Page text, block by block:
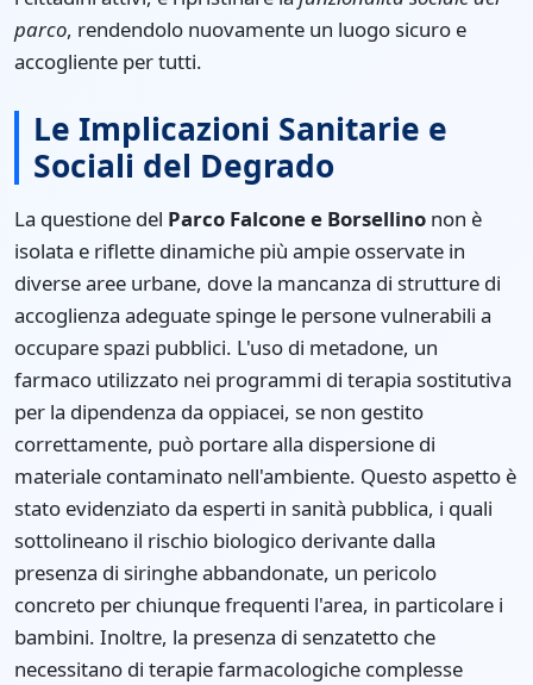
parco, rendendolo nuovamente un luogo sicuro e
accogliente per tutti.
Le Implicazioni Sanitarie e
Sociali del Degrado
La questione del Parco Falcone e Borsellino non è
isolata e riflette dinamiche più ampie osservate in
diverse aree urbane, dove la mancanza di strutture di
accoglienza adeguate spinge le persone vulnerabili a
occupare spazi pubblici. L'uso di metadone, un
farmaco utilizzato nei programmi di terapia sostitutiva
per la dipendenza da oppiacei, se non gestito
correttamente, può portare alla dispersione di
materiale contaminato nell'ambiente. Questo aspetto è
stato evidenziato da esperti in sanità pubblica, i quali
sottolineano il rischio biologico derivante dalla
presenza di siringhe abbandonate, un pericolo
concreto per chiunque frequenti l'area, in particolare i
bambini. Inoltre, la presenza di senzatetto che
necessitano di terapie farmacologiche complesse